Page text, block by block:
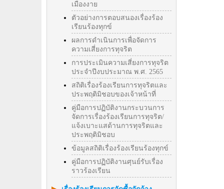
เมืองงาย
ตัวอย่างการตอบสนองเรื่องร้อง
เรียนร้องทุกข์
ผลการดำเนินการเพื่อจัดการ
ความเสี่ยงการทุจริต
การประเมินความเสี่ยงการทุจริต
ประจำปีงบประมาณ พ.ศ. 2565
สถิติเรื่องร้องเรียนการทุจริตและ
ประพฤติมิชอบของเจ้าหน้าที่
คู่มือการปฏิบัติงานกระบวนการ
จัดการเรื่องร้องเรียนการทุจริต/
แจ้งเบาะแสด้านการทุจริตและ
ประพฤติมิชอบ
ข้อมูลสถิติเรื่องร้องเรียนร้องทุกข์
คู่มือการปฏิบัติงานศุนย์รับเรื่อง
ราวร้องเรียน